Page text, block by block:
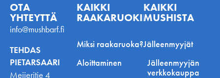
OTA
YHTEYTTÄ
info@mushbarf.fi
TEHDAS
PIETARSAARI
Meijeritie 4
KAIKKI
RAAKARUOKINNASTA
Miksi raakaruoka?
Aloittaminen
KAIKKI
MUSHISTA
Jälleenmyyjät
Jälleenmyyjän
verkkokauppa